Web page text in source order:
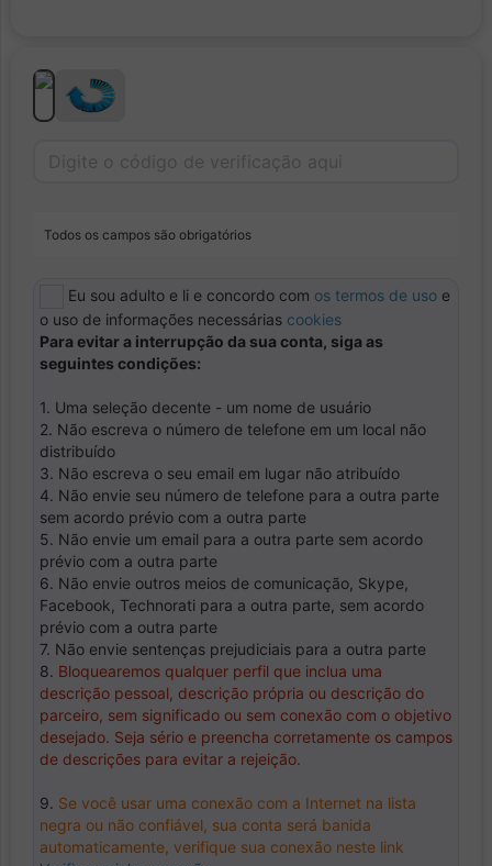
Todos os campos são obrigatórios
Eu sou adulto e li e concordo com os termos de uso e
o uso de informações necessárias cookies
Para evitar a interrupção da sua conta, siga as
seguintes condições:
1. Uma seleção decente - um nome de usuário
2. Não escreva o número de telefone em um local não
distribuído
3. Não escreva o seu email em lugar não atribuído
4. Não envie seu número de telefone para a outra parte
sem acordo prévio com a outra parte
5. Não envie um email para a outra parte sem acordo
prévio com a outra parte
6. Não envie outros meios de comunicação, Skype,
Facebook, Technorati para a outra parte, sem acordo
prévio com a outra parte
7. Não envie sentenças prejudiciais para a outra parte
8. Bloquearemos qualquer perfil que inclua uma
descrição pessoal, descrição própria ou descrição do
parceiro, sem significado ou sem conexão com o objetivo
desejado. Seja sério e preencha corretamente os campos
de descrições para evitar a rejeição.
9. Se você usar uma conexão com a Internet na lista
negra ou não confiável, sua conta será banida
automaticamente, verifique sua conexão neste link